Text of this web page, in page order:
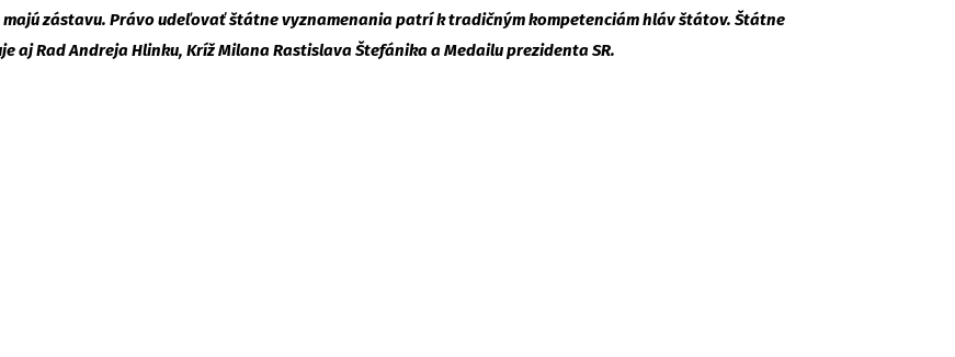
zástavu. Právo udeľovať štátne vyznamenania patrí k tradičným kompetenciám hláv štátov. Štátne
aj Rad Andreja Hlinku, Kríž Milana Rastislava Štefánika a Medailu prezidenta SR.